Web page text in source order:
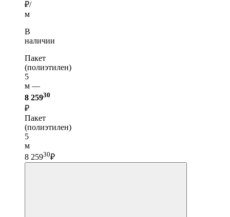
₽/
м
В
наличии
Пакет
(полиэтилен)
5
м —
8 25930
₽
Пакет
(полиэтилен)
5
м
8 25930₽